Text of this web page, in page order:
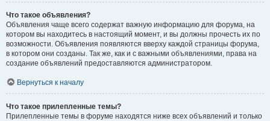
Что такое объявления?
Объявления чаще всего содержат важную информацию для форума, на
котором вы находитесь в настоящий момент, и вы должны прочесть их по
возможности. Объявления появляются вверху каждой страницы форума,
в котором они созданы. Так же, как и с важными объявлениями, права на
создание объявлений предоставляются администратором.
Вернуться к началу
Что такое прилепленные темы?
Прилепленные темы в форуме находятся ниже всех объявлений и только